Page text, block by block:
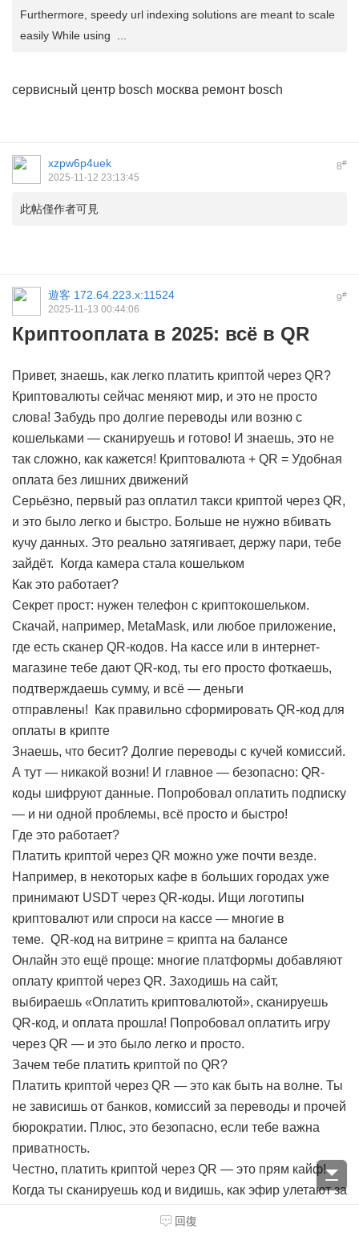
Furthermore, speedy url indexing solutions are meant to scale
easily While using ...
сервисный центр bosch москва ремонт bosch
8#
xzpw6p4uek
2025-11-12 23:13:45
此帖僅作者可見
9#
遊客 172.64.223.x:11524
2025-11-13 00:44:06
Криптооплата в 2025: всё в QR
Привет, знаешь, как легко платить криптой через QR?
Криптовалюты сейчас меняют мир, и это не просто
слова! Забудь про долгие переводы или возню с
кошельками — сканируешь и готово! И знаешь, это не
так сложно, как кажется! Криптовалюта + QR = Удобная
оплата без лишних движений
Серьёзно, первый раз оплатил такси криптой через QR,
и это было легко и быстро. Больше не нужно вбивать
кучу данных. Это реально затягивает, держу пари, тебе
зайдёт.
Когда камера стала кошельком
Как это работает?
Секрет прост: нужен телефон с криптокошельком.
Скачай, например, MetaMask, или любое приложение,
где есть сканер QR-кодов. На кассе или в интернет-
магазине тебе дают QR-код, ты его просто фоткаешь,
подтверждаешь сумму, и всё — деньги
отправлены!
Как правильно сформировать QR-код для
оплаты в крипте
Знаешь, что бесит? Долгие переводы с кучей комиссий.
А тут — никакой возни! И главное — безопасно: QR-
коды шифруют данные. Попробовал оплатить подписку
— и ни одной проблемы, всё просто и быстро!
Где это работает?
Платить криптой через QR можно уже почти везде.
Например, в некоторых кафе в больших городах уже
принимают USDT через QR-коды. Ищи логотипы
криптовалют или спроси на кассе — многие в
теме. QR-код на витрине = крипта на балансе
Онлайн это ещё проще: многие платформы добавляют
оплату криптой через QR. Заходишь на сайт,
выбираешь «Оплатить криптовалютой», сканируешь
QR-код, и оплата прошла! Попробовал оплатить игру
через QR — и это было легко и просто.
Зачем тебе платить криптой по QR?
Платить криптой через QR — это как быть на волне. Ты
не зависишь от банков, комиссий за переводы и прочей
бюрократии. Плюс, это безопасно, если тебе важна
приватность.
Честно, платить криптой через QR — это прям кайф!
Когда ты сканируешь код и видишь, как эфир улетают за
回復